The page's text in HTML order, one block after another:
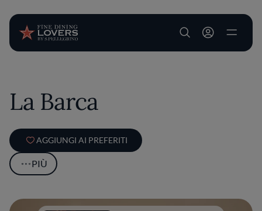
User account
La Barca
AGGIUNGI AI PREFERITI
PIÙ